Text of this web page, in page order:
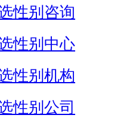
性别咨询
性别中心
性别机构
性别公司